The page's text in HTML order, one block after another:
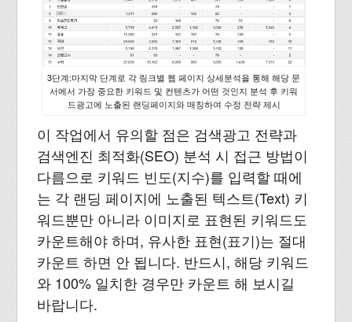
3단계:마지막 단계로 각 링크별 웹 페이지 상세분석을 통해 해당 문
서에서 가장 중요한 키워드 및 컨텐츠가 어떤 것인지 분석 후 키워
드광고에 노출된 랜딩페이지와 매칭하여 수정 전략 제시
이 작업에서 유의할 점은 검색광고 전략과
검색엔진 최적화(SEO) 분석 시 접근 방법이
다름으로 키워드 빈도(지수)를 입력할 때에
는 각 랜딩 페이지에 노출된 텍스트(Text) 키
워드뿐만 아니라 이미지로 표현된 키워드도
카운트해야 하며, 유사한 표현(표기)는 절대
카운트 하면 안 됩니다. 반드시, 해당 키워드
와 100% 일치한 경우만 카운트 해 보시길
바랍니다.